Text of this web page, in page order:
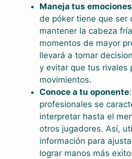
Maneja tus emociones
de póker tiene que ser
mantener la cabeza
momentos de mayor
llevará a tomar
y evitar que tus rivales
movimientos.
Conoce a tu oponente
profesionales se
interpretar hasta el
otros jugadores. Así,
información para
lograr manos más